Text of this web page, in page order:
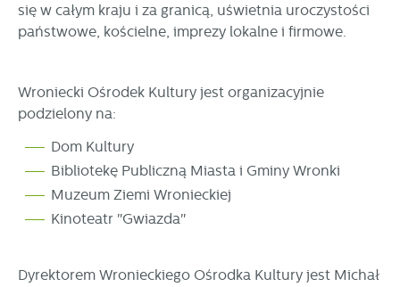
się w całym kraju i za granicą, uświetnia uroczystości
państwowe, kościelne, imprezy lokalne i firmowe.
Wroniecki Ośrodek Kultury jest organizacyjnie
podzielony na:
Dom Kultury
Bibliotekę Publiczną Miasta i Gminy Wronki
Muzeum Ziemi Wronieckiej
Kinoteatr "Gwiazda"
Dyrektorem Wronieckiego Ośrodka Kultury jest Michał
stronach podmiotów trzecich lub firm będących naszymi
partnerami oraz innych dostawców usług. Firmy te działają